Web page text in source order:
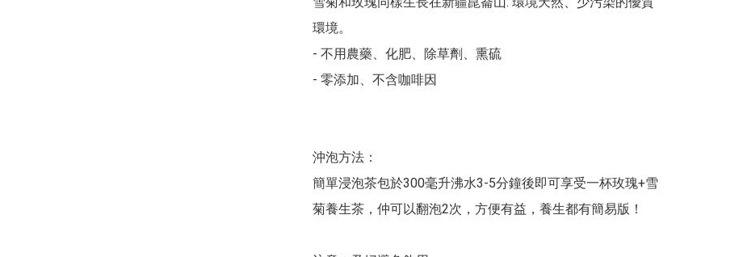
環境。
- 不用農藥、化肥、除草劑、熏硫
- 零添加、不含咖啡因
沖泡方法：
簡單浸泡茶包於300毫升沸水3-5分鐘後即可享受一杯玫瑰+雪
菊養生茶，仲可以翻泡2次，方便有益，養生都有簡易版！